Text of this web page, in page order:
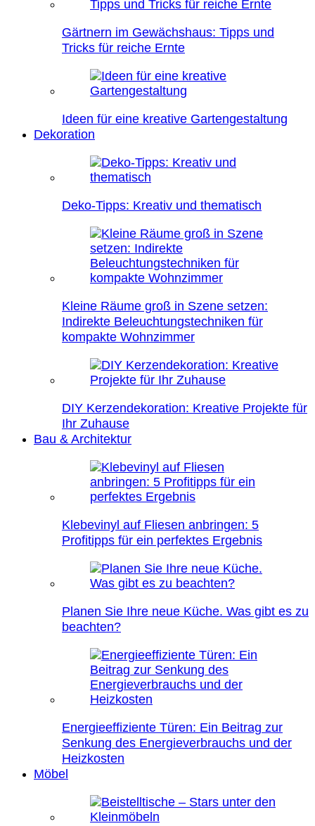
Gärtnern im Gewächshaus: Tipps und
Tricks für reiche Ernte
Ideen für eine kreative Gartengestaltung
Dekoration
Deko-Tipps: Kreativ und thematisch
Kleine Räume groß in Szene setzen:
Indirekte Beleuchtungstechniken für
kompakte Wohnzimmer
DIY Kerzendekoration: Kreative Projekte für
Ihr Zuhause
Bau & Architektur
Klebevinyl auf Fliesen anbringen: 5
Profitipps für ein perfektes Ergebnis
Planen Sie Ihre neue Küche. Was gibt es zu
beachten?
Energieeffiziente Türen: Ein Beitrag zur
Senkung des Energieverbrauchs und der
Heizkosten
Möbel